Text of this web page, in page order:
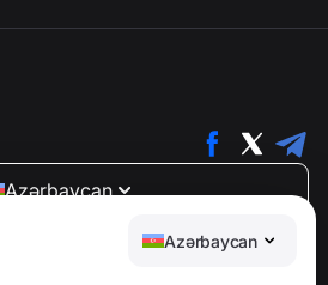
Azərbaycan
Azərbaycan
·
support@numbuster.com
spam və arzuolunmaz